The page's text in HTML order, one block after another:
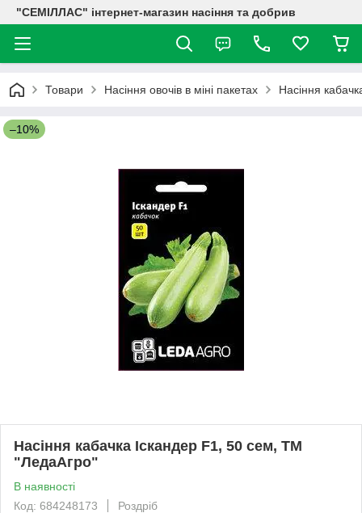
"СЕМІЛЛАС" інтернет-магазин насіння та добрив
Товари Насіння овочів в міні пакетах Насіння
–10%
Насіння кабачка Іскандер F1, 50 сем, ТМ
"ЛедаАгро"
В наявності
Код: 684248173
Роздріб